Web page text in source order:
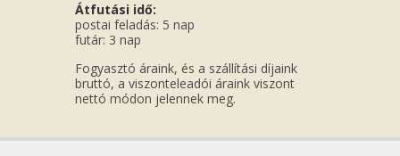
Átfutási idő:
postai feladás: 5 nap
futár: 3 nap
Fogyasztó áraink, és a szállítási díjaink
bruttó, a viszonteleadói áraink viszont
nettó módon jelennek meg.